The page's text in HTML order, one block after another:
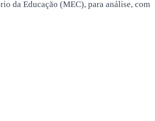
da Educação (MEC), para análise, com